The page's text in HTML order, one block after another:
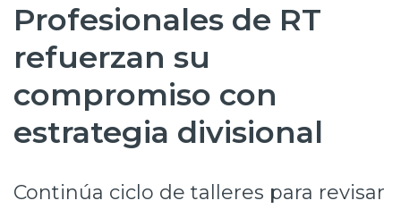
Proyectos
Sustentabilidad
Innovación
Profesionales de RT
refuerzan su
compromiso con
estrategia divisional
Continúa ciclo de talleres para revisar